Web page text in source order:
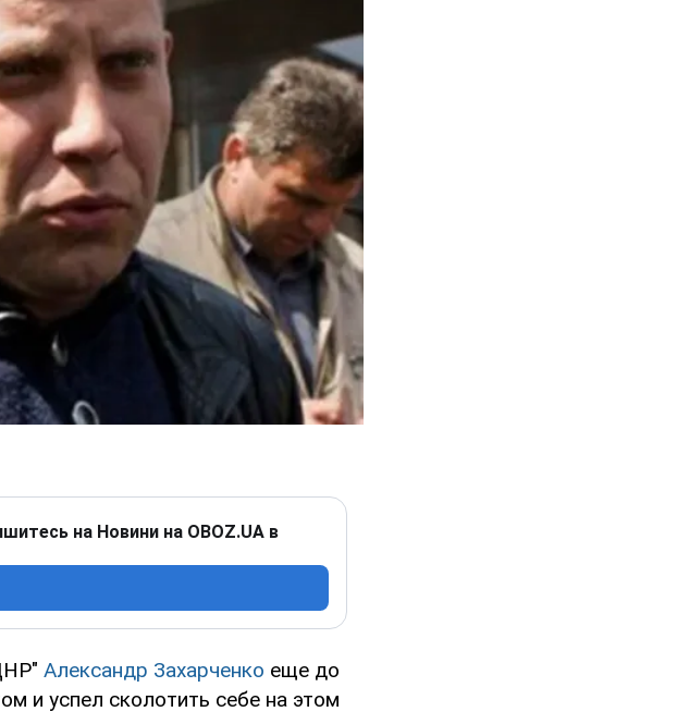
на Новини на OBOZ.UA в
Александр Захарченко еще до
и успел сколотить себе на этом